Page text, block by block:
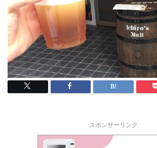
スポンサーリンク